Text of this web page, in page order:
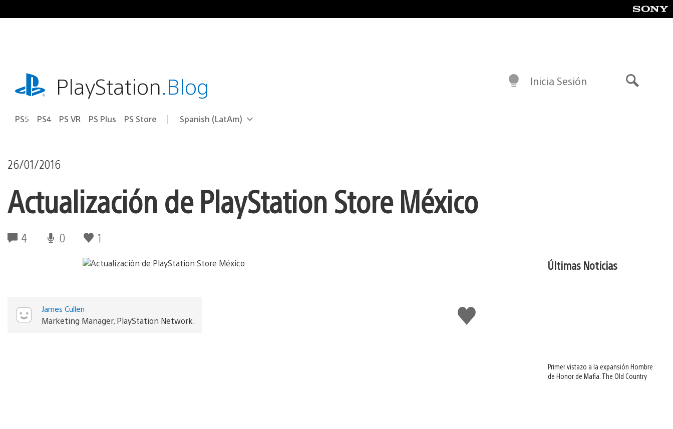
al
playstation.comPlayStation.Blog
PS5 PS4 PS VR PS Plus PS Store Elige
Región
Spanish (LatAm)
Inicia Sesión
26/01/2016
Actualización de PlayStation Store México
4 0 1
Me
gusta
James Cullen
Marketing Manager, PlayStation Network.
Últimas Noticias
Primer vistazo a la expansión Hombre
de Honor de Mafia: The Old Country